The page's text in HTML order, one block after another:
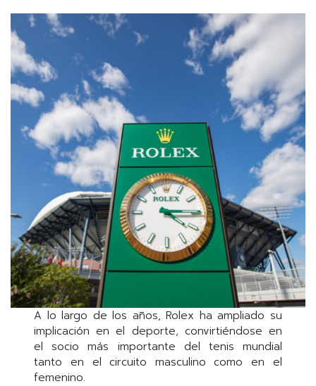
A lo largo de los años, Rolex ha ampliado su
implicación en el deporte, convirtiéndose en
el socio más importante del tenis mundial
tanto en el circuito masculino como en el
femenino.